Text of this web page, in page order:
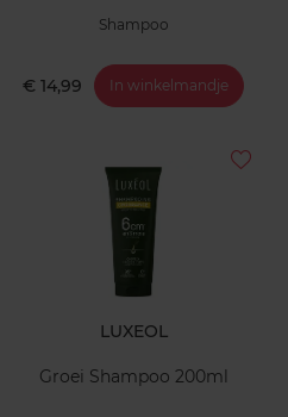
Shampoo
€ 14,99 In winkelmandje
LUXEOL
Groei Shampoo 200ml